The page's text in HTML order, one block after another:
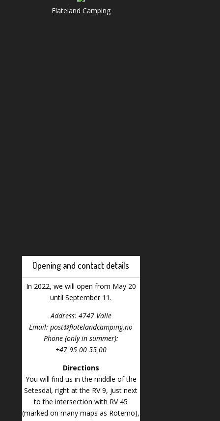
Flateland Camping
Opening and contact details
In 2022, we will open from May 20
until September 11.
Address: 4747 Valle
Email: post@flatelandcamping.no
Phone (only in summer):
+47 95 00 55 00
Directions
You will find us in the middle of the
Setesdal, right at the RV 9, just next
to the intersection with RV 45
(marked on many maps as Rotemo),